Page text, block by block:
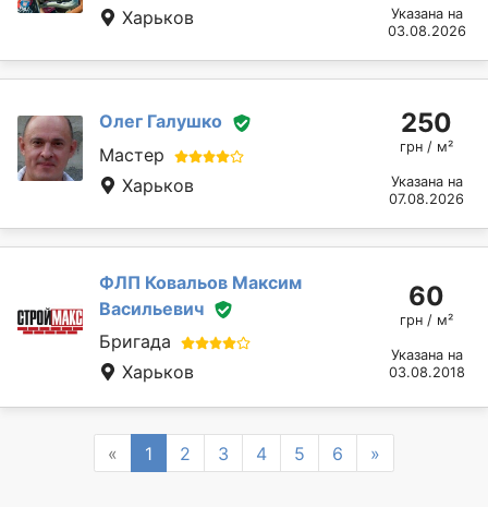
Харьков
Указана на
03.08.2026
Олег Галушко
Мастер
Харьков
250
грн / м²
Указана на
07.08.2026
ФЛП Ковальов Максим
Васильевич
Бригада
Харьков
60
грн / м²
Указана на
03.08.2018
« Previous
1 2 3 4 5 6 »